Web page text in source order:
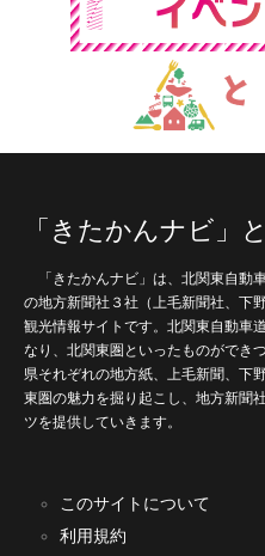
「きたかんナビ」
「きたかんナビ」は、北関東自動
の地方新聞社３社（上毛新聞社、下
観光情報サイトです。北関東自動車
なり、北関東圏といったものができ
県それぞれの地方紙、上毛新聞、下
東圏の魅力を掘り起こし、地方新聞
ツを提供していきます。
このサイトについて
利用規約